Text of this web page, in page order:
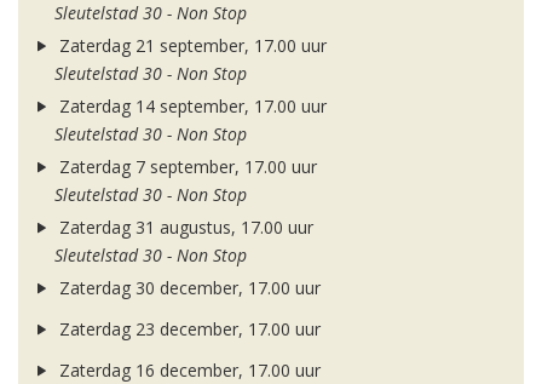
Sleutelstad 30 - Non Stop
Zaterdag 21 september, 17.00 uur
Sleutelstad 30 - Non Stop
Zaterdag 14 september, 17.00 uur
Sleutelstad 30 - Non Stop
Zaterdag 7 september, 17.00 uur
Sleutelstad 30 - Non Stop
Zaterdag 31 augustus, 17.00 uur
Sleutelstad 30 - Non Stop
Zaterdag 30 december, 17.00 uur
Zaterdag 23 december, 17.00 uur
Zaterdag 16 december, 17.00 uur